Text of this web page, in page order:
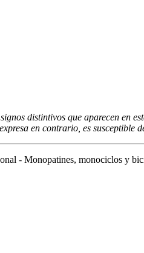
distintivos que aparecen en
en contrario, es
- Monopatines, monociclos y